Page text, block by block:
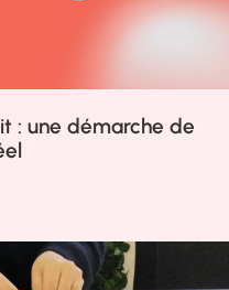
: une démarche de